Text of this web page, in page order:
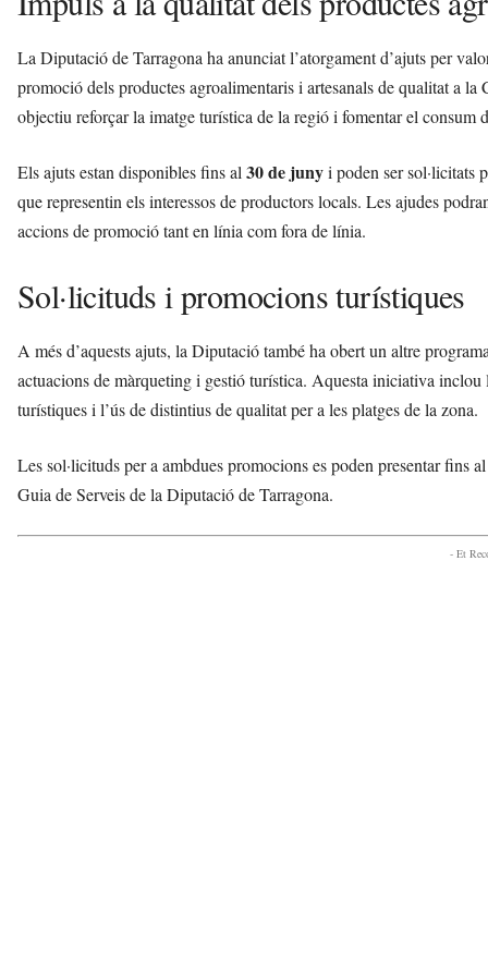
La Diputació de Tarragona ha anunciat l’atorgament d’ajuts per
promoció dels productes agroalimentaris i artesanals de qualitat a
objectiu reforçar la imatge turística de la regió i fomentar el consum
Els ajuts estan disponibles fins al30 de junyi poden ser sol·licitats
que representin els interessos de productors locals. Les ajudes
accions de promoció tant en línia com fora de línia.
Sol·licituds i promocions turístiques
A més d’aquests ajuts, la Diputació també ha obert un altre
actuacions de màrqueting i gestió turística. Aquesta iniciativa
turístiques i l’ús de distintius de qualitat per a les platges de la zona.
Les sol·licituds per a ambdues promocions es poden presentar fins al
Guia de Serveis de la Diputació de Tarragona.
- Et